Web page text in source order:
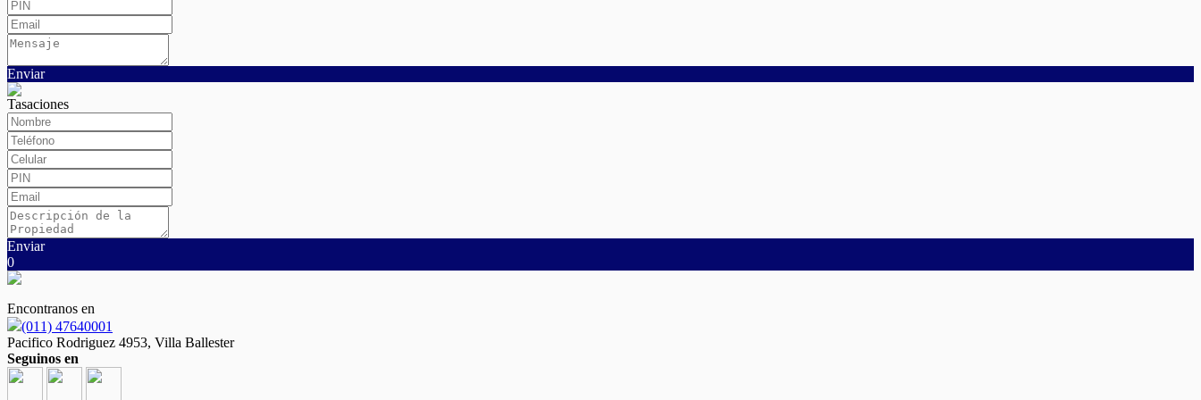
Enviar
Tasaciones
Enviar
0
Encontranos en
(011) 47640001
Pacifico Rodriguez 4953, Villa Ballester
Seguinos en